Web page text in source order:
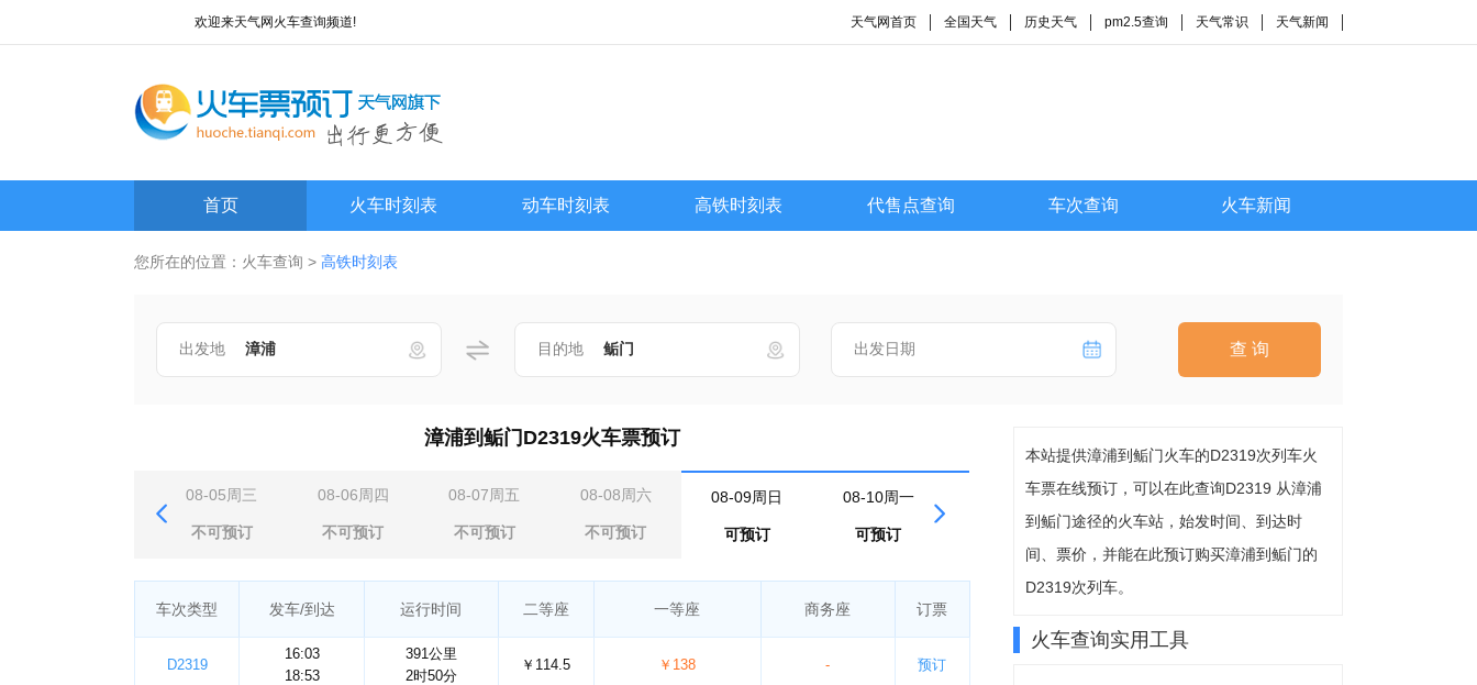
欢迎来天气网火车查询频道! 天气网首页 全国天气 历史天气 pm2.5查询 天气常识 天气新闻
首页 火车时刻表 动车时刻表 高铁时刻表 代售点查询 车次查询 火车新闻
您所在的位置： 火车查询 > 高铁时刻表
出发地 目的地 出发日期 查 询
漳浦到鲘门D2319火车票预订
08-05周三
不可预订
08-06周四
不可预订
08-07周五
不可预订
08-08周六
不可预订
08-09周日
可预订
08-10周一
可预订
08-11周二
可预订
车次类型 发车/到达 运行时间 二等座 一等座 商务座 订票
D2319
16:03
18:53
391公里
2时50分
￥114.5 ￥138 - 预订
本站提供漳浦到鲘门火车的D2319次列车火
车票在线预订，可以在此查询D2319 从漳浦
到鲘门途径的火车站，始发时间、到达时
间、票价，并能在此预订购买漳浦到鲘门的
D2319次列车。
火车查询实用工具